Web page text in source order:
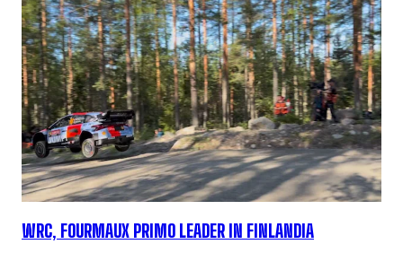
WRC, FOURMAUX PRIMO LEADER IN FINLANDIA